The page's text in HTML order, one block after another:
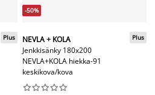
Plus
-50%
NEVLA + KOLA
Jenkkisänky 180x200
NEVLA+KOLA hiekka-91
keskikova/kova
Plus





